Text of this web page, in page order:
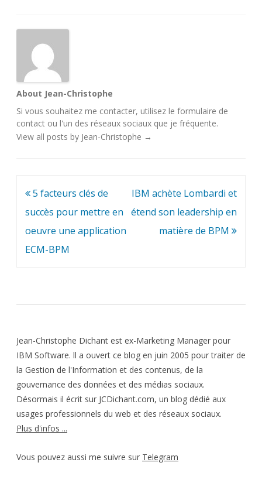
About Jean-Christophe
Si vous souhaitez me contacter, utilisez le formulaire de
contact ou l'un des réseaux sociaux que je fréquente.
View all posts by Jean-Christophe →
Navigation
de
l’article
5 facteurs clés de
succès pour mettre en
oeuvre une application
ECM-BPM
IBM achète Lombardi et
étend son leadership en
matière de BPM
Jean-Christophe Dichant est ex-Marketing Manager pour
IBM Software. ll a ouvert ce blog en juin 2005 pour traiter de
la Gestion de l'Information et des contenus, de la
gouvernance des données et des médias sociaux.
Désormais il écrit sur JCDichant.com, un blog dédié aux
usages professionnels du web et des réseaux sociaux.
Plus d'infos ...
Vous pouvez aussi me suivre sur Telegram